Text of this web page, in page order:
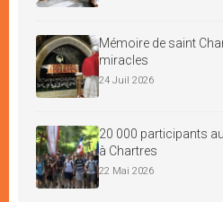
Mémoire de saint
miracles
24 Juil 2026
20 000 participants
à Chartres
22 Mai 2026